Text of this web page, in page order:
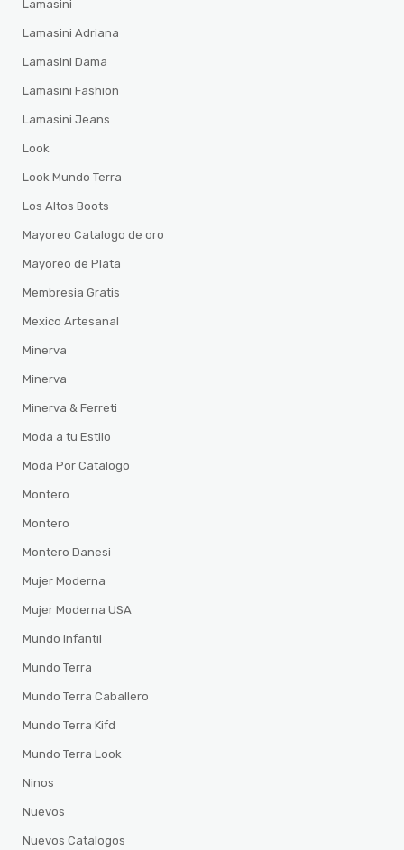
Lamasini
Lamasini Adriana
Lamasini Dama
Lamasini Fashion
Lamasini Jeans
Look
Look Mundo Terra
Los Altos Boots
Mayoreo Catalogo de oro
Mayoreo de Plata
Membresia Gratis
Mexico Artesanal
Minerva
Minerva
Minerva & Ferreti
Moda a tu Estilo
Moda Por Catalogo
Montero
Montero
Montero Danesi
Mujer Moderna
Mujer Moderna USA
Mundo Infantil
Mundo Terra
Mundo Terra Caballero
Mundo Terra Kifd
Mundo Terra Look
Ninos
Nuevos
Nuevos Catalogos